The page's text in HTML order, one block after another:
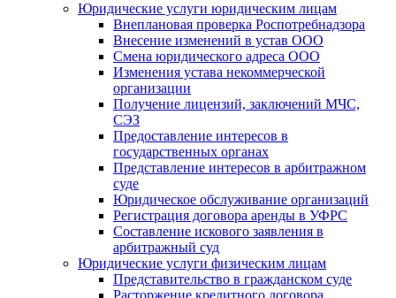
Юридические услуги юридическим лицам
Внеплановая проверка Роспотребнадзора
Внесение изменений в устав ООО
Смена юридического адреса ООО
Изменения устава некоммерческой
организации
Получение лицензий, заключений МЧС,
СЭЗ
Предоставление интересов в
государственных органах
Представление интересов в арбитражном
суде
Юридическое обслуживание организаций
Регистрация договора аренды в УФРС
Составление искового заявления в
арбитражный суд
Юридические услуги физическим лицам
Представительство в гражданском суде
Расторжение кредитного договора